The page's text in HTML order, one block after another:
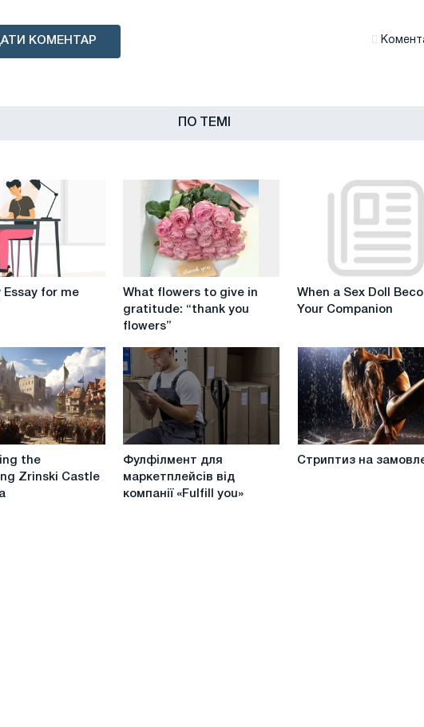
КОМЕНТАР
ПО ТЕМІ
Essay for me
What
flowers
to
in
gratitude:
“thank
you
flowers”
What flowers to give in
gratitude: “thank you
flowers”
When
a
Becomes
Your
Companion
When a Sex Doll
Your Companion
the
Zrinski Castle
Фулфілмент
для
маркетплейсів
Фулфілмент для
маркетплейсів від
компанії «Fulfill you»
Стриптиз
Стриптиз на